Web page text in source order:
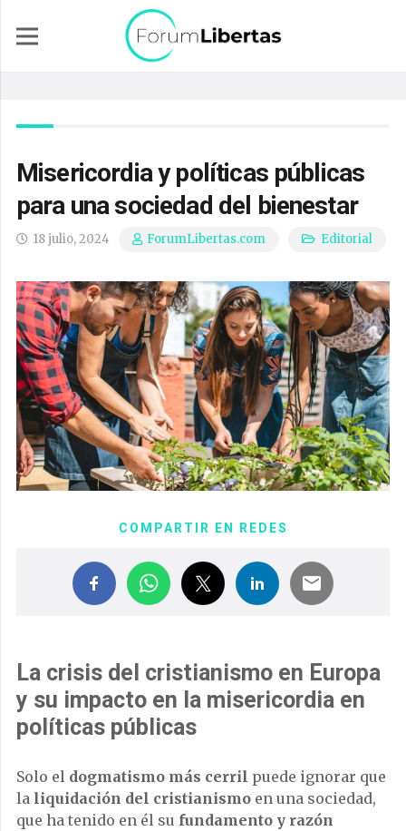
Misericordia y políticas públicas
para una sociedad del bienestar
18 julio, 2024 ForumLibertas.com Editorial
COMPARTIR EN REDES
La crisis del cristianismo en Europa
y su impacto en la misericordia en
políticas públicas
Solo el dogmatismo más cerril puede ignorar que
la liquidación del cristianismo en una sociedad,
que ha tenido en él su fundamento y razón